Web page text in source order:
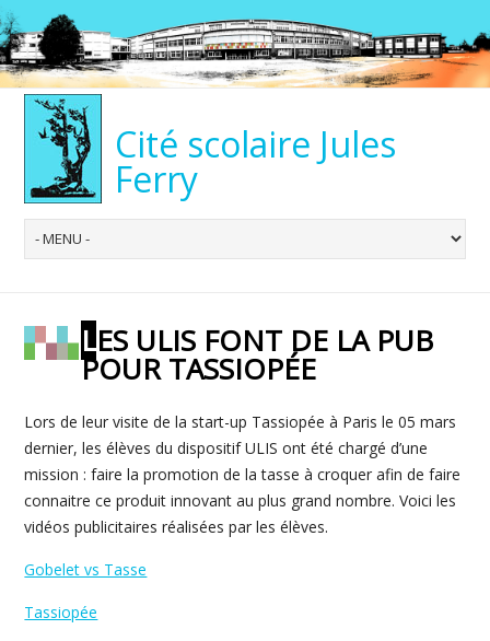
Cité scolaire Jules
Ferry
LES ULIS FONT DE LA PUB
POUR TASSIOPÉE
Lors de leur visite de la start-up Tassiopée à Paris le 05 mars
dernier, les élèves du dispositif ULIS ont été chargé d’une
mission : faire la promotion de la tasse à croquer afin de faire
connaitre ce produit innovant au plus grand nombre. Voici les
vidéos publicitaires réalisées par les élèves.
Gobelet vs Tasse
Tassiopée